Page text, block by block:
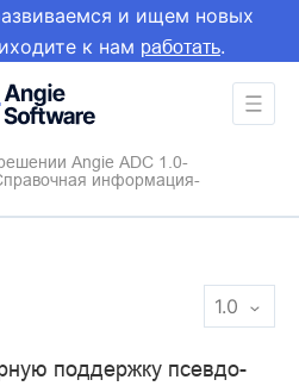
и ищем новых
к нам работать.
Angie ADC 1.0
информация
1.0
поддержку псевдо-